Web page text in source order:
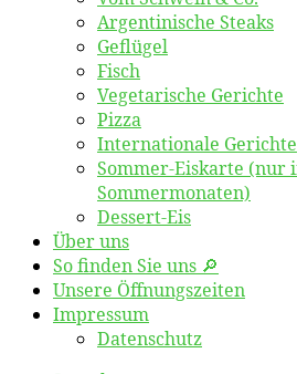
Argentinische Steaks
Geflügel
Fisch
Vegetarische Gerichte
Pizza
Internationale Gerichte
Sommer-Eiskarte (nur
Sommermonaten)
Dessert-Eis
Über uns
So finden Sie uns 🔎
Unsere Öffnungszeiten
Impressum
Datenschutz